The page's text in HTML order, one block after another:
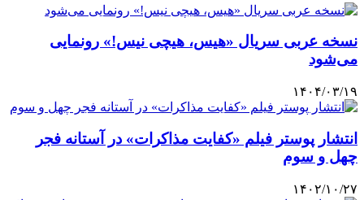
نسخه عربی سریال «هیس، هیچی نیس!» رونمایی
می‌شود
۱۴۰۴/۰۳/۱۹
انتشار پوستر فیلم «کفایت مذاکرات» در آستانه فجر
چهل و سوم
۱۴۰۲/۱۰/۲۷